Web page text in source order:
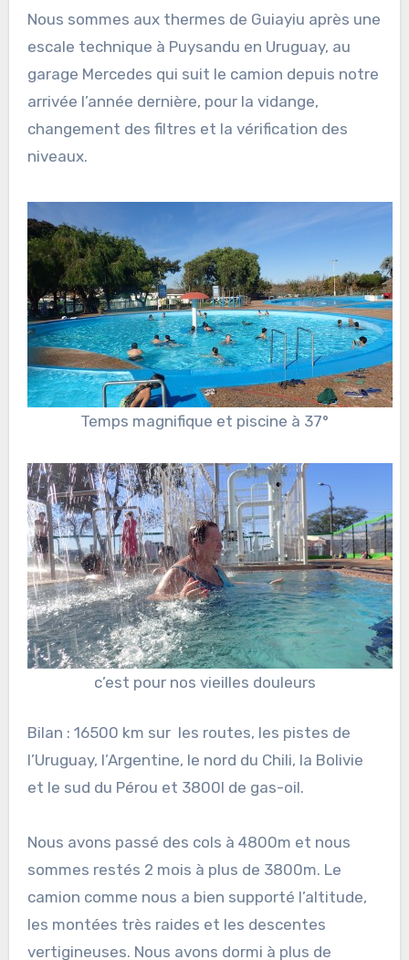
Nous sommes aux thermes de Guiayiu après une
escale technique à Puysandu en Uruguay, au
garage Mercedes qui suit le camion depuis notre
arrivée l’année dernière, pour la vidange,
changement des filtres et la vérification des
niveaux.
Temps magnifique et piscine à 37°
c’est pour nos vieilles douleurs
Bilan : 16500 km sur les routes, les pistes de
l’Uruguay, l’Argentine, le nord du Chili, la Bolivie
et le sud du Pérou et 3800l de gas-oil.
Nous avons passé des cols à 4800m et nous
sommes restés 2 mois à plus de 3800m. Le
camion comme nous a bien supporté l’altitude,
les montées très raides et les descentes
vertigineuses. Nous avons dormi à plus de